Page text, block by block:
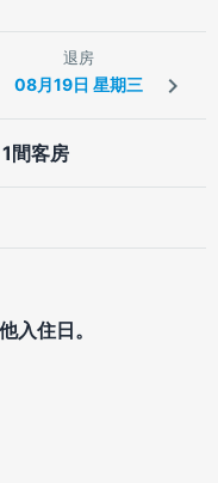
退房
間客房
入住日。